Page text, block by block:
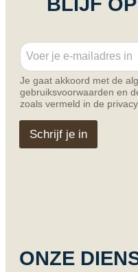
m
a
i
l
*
E
m
i
l
Je gaat akkoord met de
gebruiksvoorwaarden en
zoals vermeld in de
Schrijf je in
ONZE